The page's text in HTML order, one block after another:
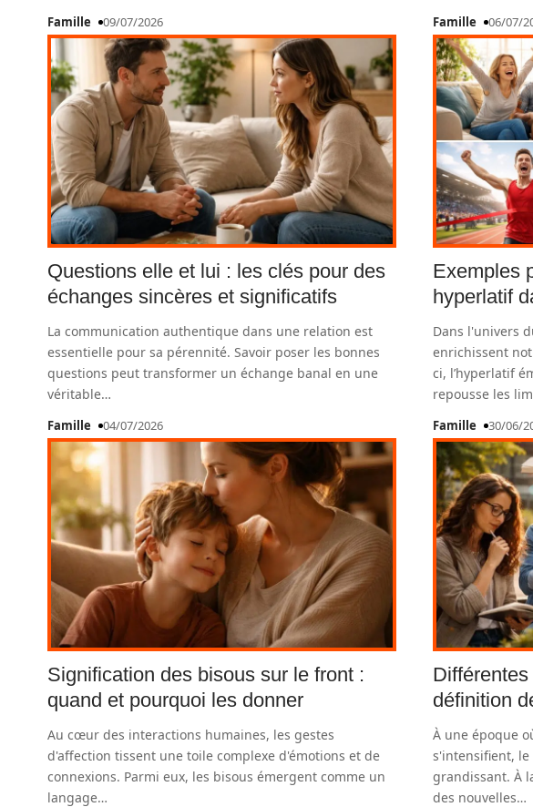
Famille 09/07/2026 Famille 06/07/
Questions elle et lui : les clés pour des
échanges sincères et significatifs
La communication authentique dans une relation est
essentielle pour sa pérennité. Savoir poser les bonnes
questions peut transformer un échange banal en une
véritable…
Famille 04/07/2026
Exemples
hyperlatif
Dans l'univers
enrichissent
ci, l’hyperlatif
repousse les
Famille 30/06/
Signification des bisous sur le front :
quand et pourquoi les donner
Au cœur des interactions humaines, les gestes
d'affection tissent une toile complexe d'émotions et de
connexions. Parmi eux, les bisous émergent comme un
langage…
définition
À une époque
s'intensifient,
grandissant. À
des nouvelles…